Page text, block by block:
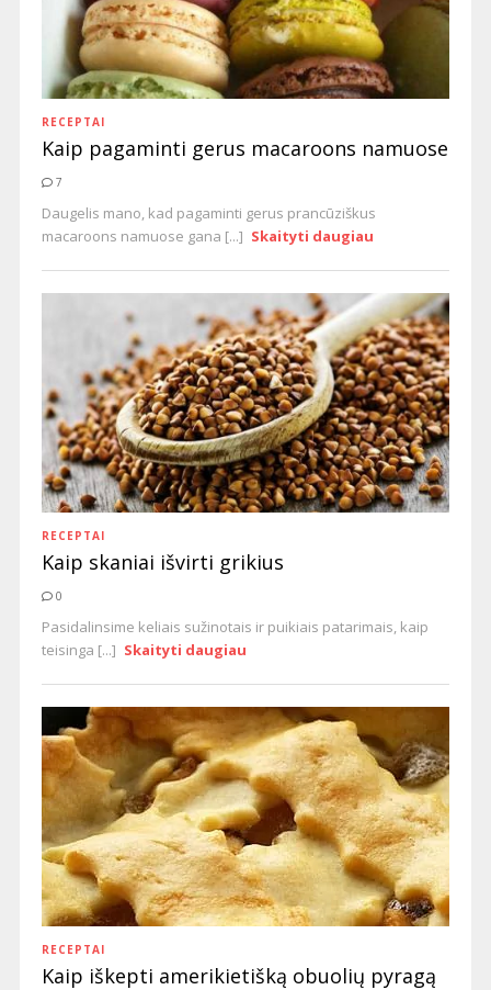
RECEPTAI
Kaip pagaminti gerus macaroons namuose
7
Daugelis mano, kad pagaminti gerus prancūziškus
macaroons namuose gana [...] Skaityti daugiau
RECEPTAI
Kaip skaniai išvirti grikius
0
Pasidalinsime keliais sužinotais ir puikiais patarimais, kaip
teisinga [...] Skaityti daugiau
RECEPTAI
Kaip iškepti amerikietišką obuolių pyragą